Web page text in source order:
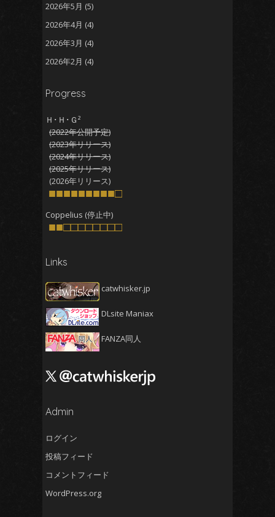
2026年5月 (5)
2026年4月 (4)
2026年3月 (4)
2026年2月 (4)
2025年12月
2025年11月
2025年10月(4)
2025年9月 (4)
2025年8月(5)
2025年7月(4)
(4)
2025年5月(5)
2025年3月
2025年2月(4)
2025年1月(5)
2024年12月(5)
2024年11月(5)
2024年9月(4)
2024年7月
Progress
Ｈ･Ｈ･Ｇ²
(2022年公開予定)
(2023年リリース)
(2024年リリース)
(2025年リリース)
(2026年リリース)
■■■■■■■■■□
Coppelius (停止中)
■■□□□□□□□□
Links
catwhisker.jp
DLsite Maniax
FANZA同人
Admin
ログイン
投稿フィード
コメントフィード
WordPress.org